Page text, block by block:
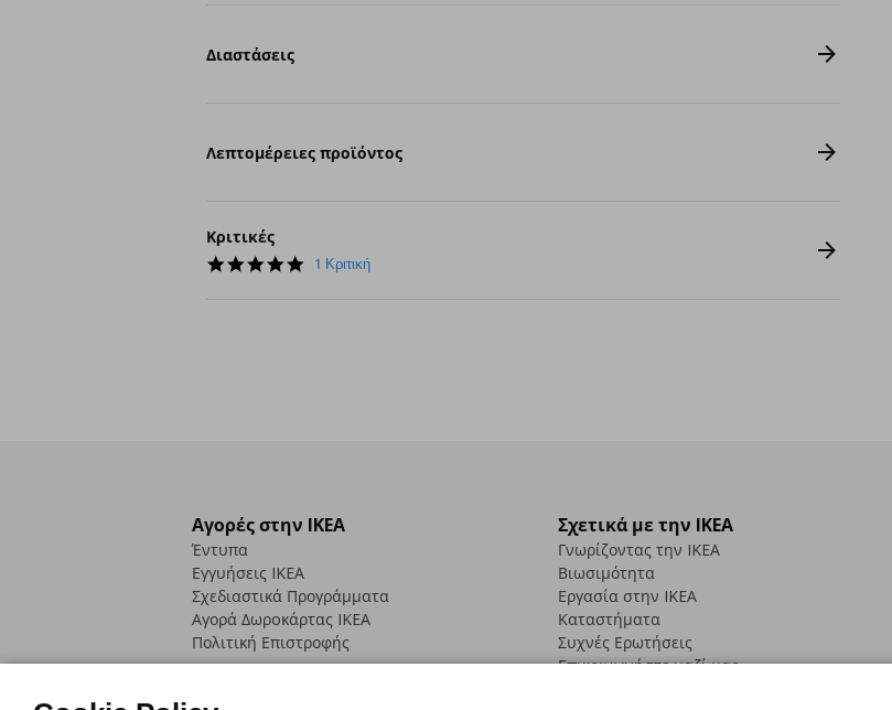
Διαστάσεις
Λεπτομέρειες προϊόντος
Κριτικές
5.0
1 Κριτική
Αγορές στην IKEA
Έντυπα
Εγγυήσεις IKEA
Σχεδιαστικά Προγράμματα
Αγορά Δωρoκάρτας IKEA
Πολιτική Επιστροφής
Σχετικά με την IKEA
Γνωρίζοντας την IKEA
Βιωσιμότητα
Εργασία στην IKEA
Καταστήματα
Συχνές Ερωτήσεις
Επικοινωνήστε μαζί μας